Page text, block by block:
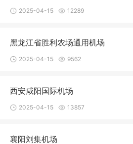
2025-04-15 12289
黑龙江省胜利农场通用机场
2025-04-15 9562
西安咸阳国际机场
2025-04-15 13857
襄阳刘集机场